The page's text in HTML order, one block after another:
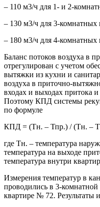
– 110 м3/ч для 1- и 2-
– 130 м3/ч для 3-комнатных
– 180 м3/ч для 4-комнатных
Баланс потоков воздуха в
отрегулирован с учетом
вытяжки из кухни и
воздуха в приточно-
входах и выходах притока
Поэтому КПД системы
по формуле
КПД = (Тн. – Тпр.) / (Тн. –
где Тн. – температура
температура на выходе
температура внутри
Измерения температур в
проводились в 3-
квартире № 72. Результаты